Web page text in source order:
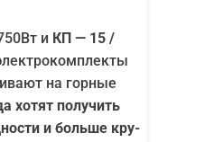
и КП — 15 /
на гор­ные
хотят полу­чить
и боль­ше кру­